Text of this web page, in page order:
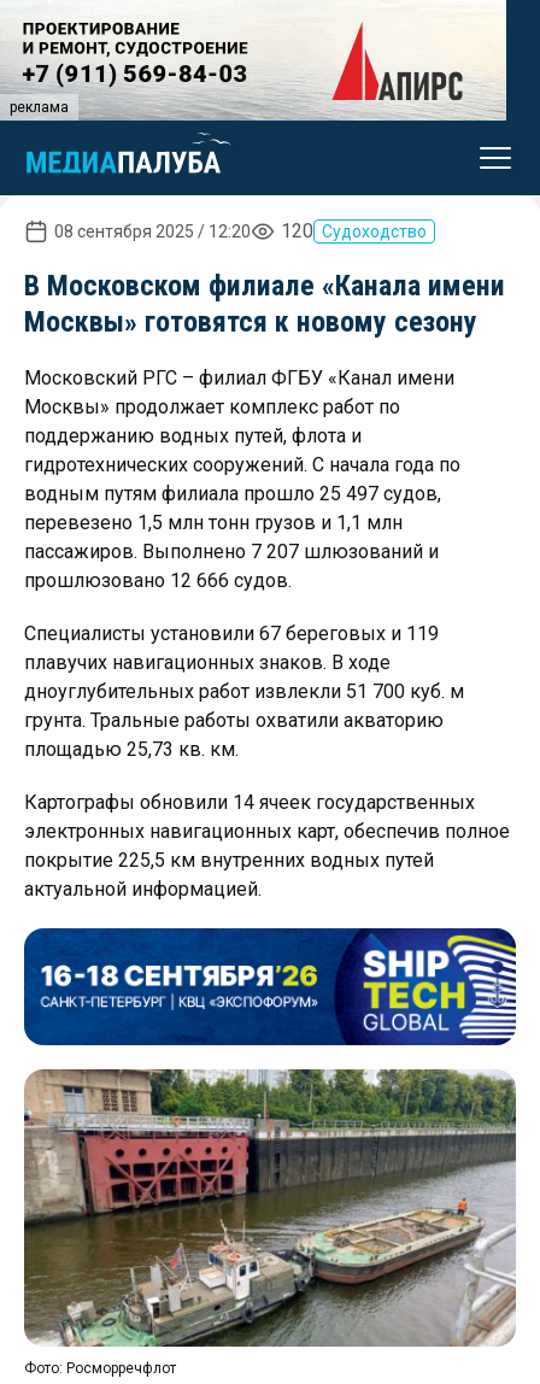
реклама
08 сентября 2025 / 12:20 120 Судоходство
В Московском филиале «Канала имени
Москвы» готовятся к новому сезону
Московский РГС – филиал ФГБУ «Канал имени
Москвы» продолжает комплекс работ по
поддержанию водных путей, флота и
гидротехнических сооружений. С начала года по
водным путям филиала прошло 25 497 судов,
перевезено 1,5 млн тонн грузов и 1,1 млн
пассажиров. Выполнено 7 207 шлюзований и
прошлюзовано 12 666 судов.
Специалисты установили 67 береговых и 119
плавучих навигационных знаков. В ходе
дноуглубительных работ извлекли 51 700 куб. м
грунта. Тральные работы охватили акваторию
площадью 25,73 кв. км.
Картографы обновили 14 ячеек государственных
электронных навигационных карт, обеспечив полное
покрытие 225,5 км внутренних водных путей
актуальной информацией.
Фото: Росморречфлот